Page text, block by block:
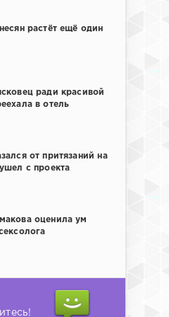
растёт ещё один
ради красивой
в отель
от притязаний на
с проекта
оценила ум